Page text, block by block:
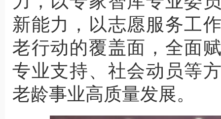
新能力，以志愿服务工
老行动的覆盖面，全面
专业支持、社会动员等
老龄事业高质量发展。